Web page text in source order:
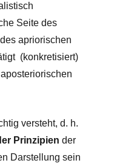
Seite des
apriorischen
(konkretisiert)
versteht, d. h.
Prinzipien der
Darstellung sein